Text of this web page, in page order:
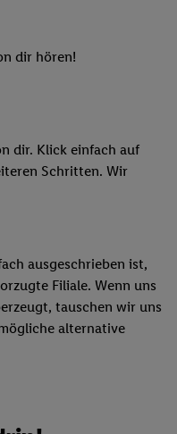
dir hören!
dir. Klick einfach auf
Schritten. Wir
ausgeschrieben ist,
Filiale. Wenn uns
tauschen wir uns
alternative